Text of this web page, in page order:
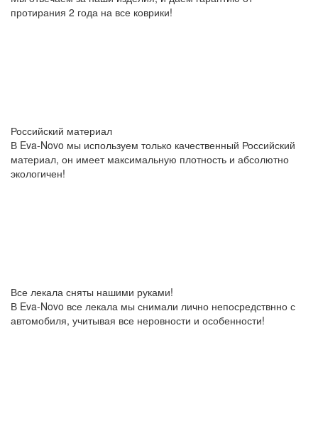
протирания 2 года на все коврики!
Российский материал
В Eva-Novo мы используем только качественный Российский
материал, он имеет максимальную плотность и абсолютно
экологичен!
Все лекала сняты нашими руками!
В Eva-Novo все лекала мы снимали лично непосредствнно с
автомобиля, учитывая все неровности и особенности!